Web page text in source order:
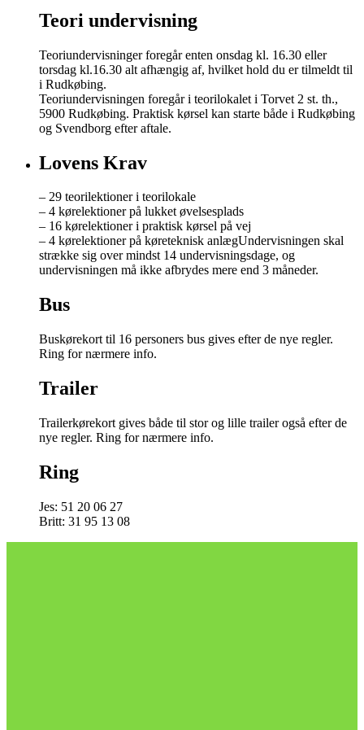
Teori undervisning
Teoriundervisninger foregår enten onsdag kl. 16.30 eller
torsdag kl.16.30 alt afhængig af, hvilket hold du er tilmeldt til
i Rudkøbing.
Teoriundervisningen foregår i teorilokalet i Torvet 2 st. th.,
5900 Rudkøbing. Praktisk kørsel kan starte både i Rudkøbing
og Svendborg efter aftale.
Lovens Krav
– 29 teorilektioner i teorilokale
– 4 kørelektioner på lukket øvelsesplads
– 16 kørelektioner i praktisk kørsel på vej
– 4 kørelektioner på køreteknisk anlægUndervisningen skal
strække sig over mindst 14 undervisningsdage, og
undervisningen må ikke afbrydes mere end 3 måneder.
Bus
Buskørekort til 16 personers bus gives efter de nye regler.
Ring for nærmere info.
Trailer
Trailerkørekort gives både til stor og lille trailer også efter de
nye regler. Ring for nærmere info.
Ring
Jes: 51 20 06 27
Britt: 31 95 13 08